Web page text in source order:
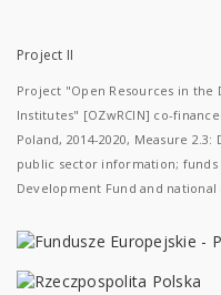
Project II
Project "Open Resources in the
Institutes" [OZwRCIN] co-
Poland, 2014-2020, Measure
public sector information; funds
Development Fund and